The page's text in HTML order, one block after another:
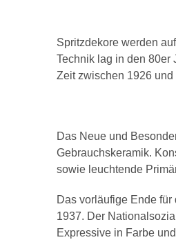
Spritzdekore werden
Technik lag in den 80er
Zeit zwischen 1926 und
Das Neue und
Gebrauchskeramik.
sowie leuchtende
Das vorläufige Ende für
1937. Der
Expressive in Farbe